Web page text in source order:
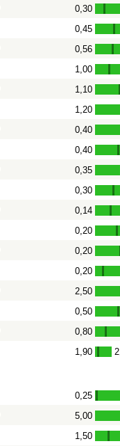
0,30 -
0,45 -
0,56 -
1,00 -
1,10
1,20
0,40
0,40
0,35
0,30 -
0,14 -
0,20 -
0,20
0,20 -
2,50
0,50
0,80 -
1,90 -
0,25 -
5,00
1,50 -